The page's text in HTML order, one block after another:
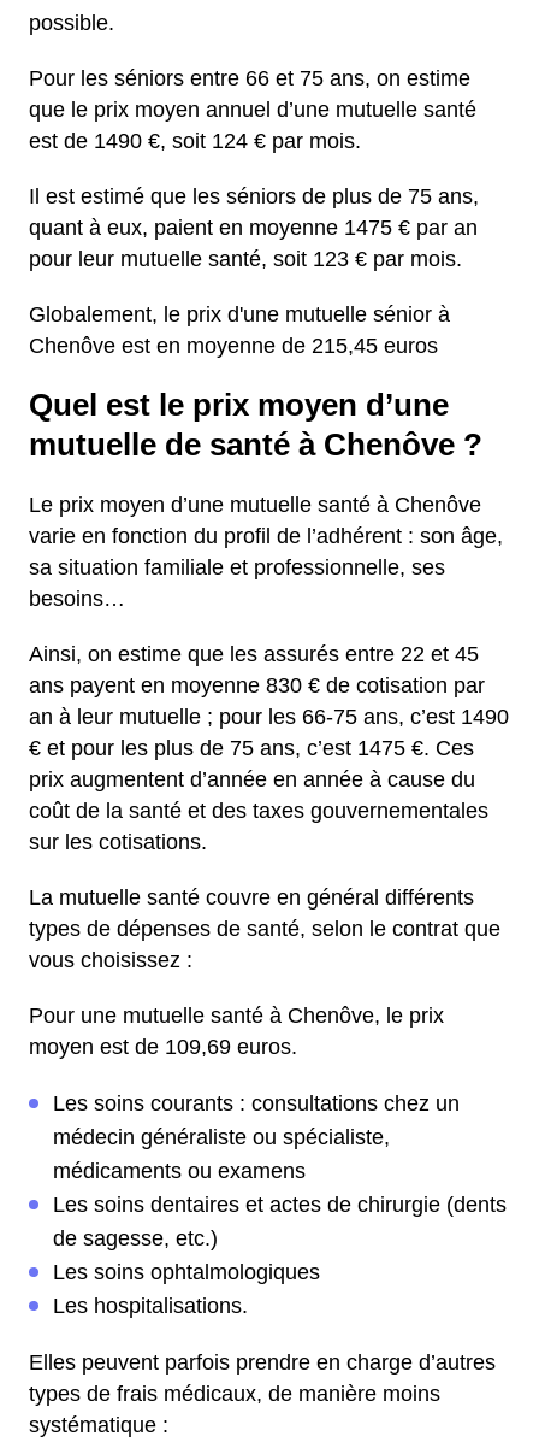
possible.
Pour les séniors entre 66 et 75 ans, on estime
que le prix moyen annuel d’une mutuelle santé
est de 1490 €, soit 124 € par mois.
Il est estimé que les séniors de plus de 75 ans,
quant à eux, paient en moyenne 1475 € par an
pour leur mutuelle santé, soit 123 € par mois.
Globalement, le prix d'une mutuelle sénior à
Chenôve est en moyenne de 215,45 euros
Quel est le prix moyen d’une
mutuelle de santé à Chenôve ?
Le prix moyen d’une mutuelle santé à Chenôve
varie en fonction du profil de l’adhérent : son âge,
sa situation familiale et professionnelle, ses
besoins…
Ainsi, on estime que les assurés entre 22 et 45
ans payent en moyenne 830 € de cotisation par
an à leur mutuelle ; pour les 66-75 ans, c’est 1490
€ et pour les plus de 75 ans, c’est 1475 €. Ces
prix augmentent d’année en année à cause du
coût de la santé et des taxes gouvernementales
sur les cotisations.
La mutuelle santé couvre en général différents
types de dépenses de santé, selon le contrat que
vous choisissez :
Pour une mutuelle santé à Chenôve, le prix
moyen est de 109,69 euros.
Les soins courants : consultations chez un
médecin généraliste ou spécialiste,
médicaments ou examens
Les soins dentaires et actes de chirurgie (dents
de sagesse, etc.)
Les soins ophtalmologiques
Les hospitalisations.
Elles peuvent parfois prendre en charge d’autres
types de frais médicaux, de manière moins
systématique :